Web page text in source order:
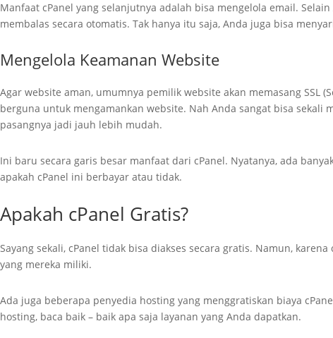
Manfaat cPanel yang selanjutnya adalah bisa mengelola email.
membalas secara otomatis. Tak hanya itu saja, Anda juga bisa
Mengelola Keamanan Website
Agar website aman, umumnya pemilik website akan memasang SSL
berguna untuk mengamankan website. Nah Anda sangat bisa sekali
pasangnya jadi jauh lebih mudah.
Ini baru secara garis besar manfaat dari cPanel. Nyatanya, ada
apakah cPanel ini berbayar atau tidak.
Apakah cPanel Gratis?
Sayang sekali, cPanel tidak bisa diakses secara gratis. Namun,
yang mereka miliki.
Ada juga beberapa penyedia hosting yang menggratiskan biaya
hosting, baca baik – baik apa saja layanan yang Anda dapatkan.